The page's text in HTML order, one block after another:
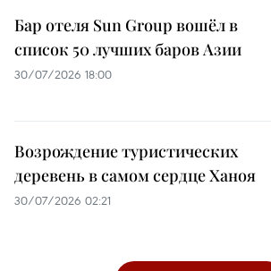
Бар отеля Sun Group вошёл в
список 50 лучших баров Азии
30/07/2026 18:00
Возрождение туристических
деревень в самом сердце Ханоя
30/07/2026 02:21